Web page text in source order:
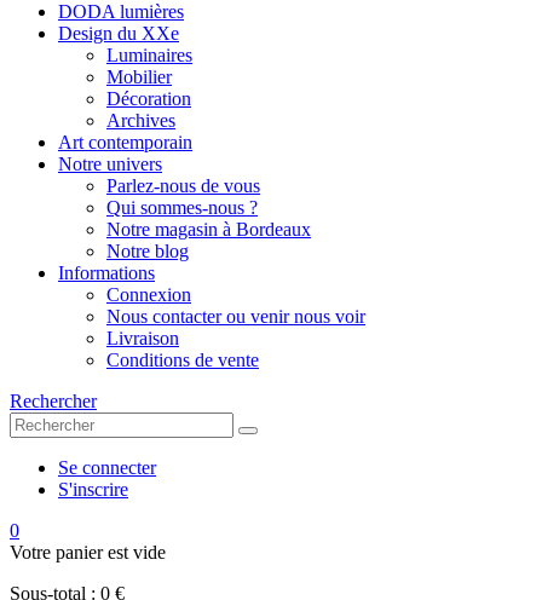
DODA lumières
Design du XXe
Luminaires
Mobilier
Décoration
Archives
Art contemporain
Notre univers
Parlez-nous de vous
Qui sommes-nous ?
Notre magasin à Bordeaux
Notre blog
Informations
Connexion
Nous contacter ou venir nous voir
Livraison
Conditions de vente
Rechercher
Se connecter
S'inscrire
0
Votre panier est vide
Sous-total : 0 €